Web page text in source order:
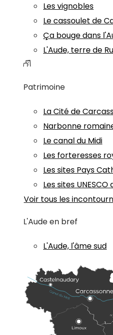
Les vignobles
Le cassoulet de
Ça bouge dans
L'Aude, terre de
Patrimoine
La Cité de
Narbonne
Le canal du Midi
Les forteresses
Les sites Pays
Les sites UNESCO
Voir tous les
L'Aude en bref
L'Aude, l'âme sud